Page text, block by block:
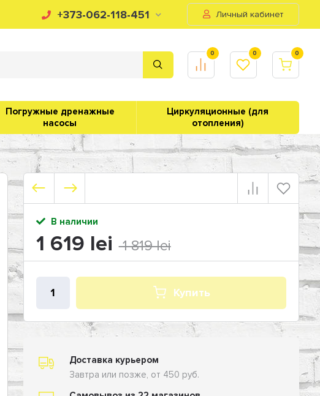
+373-062-118-451 Личный кабинет
0 0 0
Погружные дренажные
насосы
Циркуляционные (для
отопления)
В наличии
1 619 lei 1 819 lei
Купить
Доставка курьером
Завтра или позже, от 450 руб.